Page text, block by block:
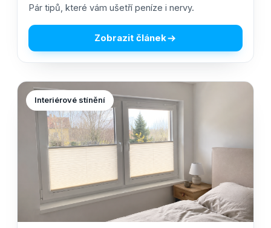
Pár tipů, které vám ušetří peníze i nervy.
Zobrazit článek
Interiérové stínění